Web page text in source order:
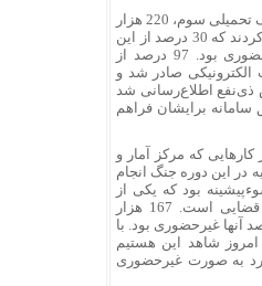
وی تصریح کرد: در ایام جنگ تحمیلی سوم، 220 هزار
نفر در سامانه ثنا ثبت نام کردند که 30 درصد از این
ثبت‌نام‌ها به صورت غیرحضوری بود. 97 درصد از
الکترونیکی صادر شد و
ذی‌نفع اطلاع‌رسانی شد
برایشان فراهم
که مرکز آمار و
در این دوره جنگ انجام
بود که یکی از
خدمات پرکاربرد دستگاه قضایی است. 167 هزار
صادر شد که 75 درصد آنها غیرحضوری بود. با
امروز شاهد این هستیم
به صورت غیرحضوری